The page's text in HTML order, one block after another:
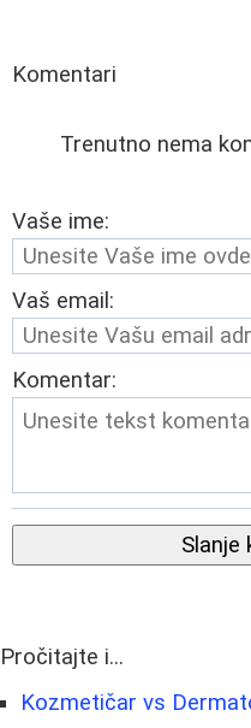
Komentari
Trenutno nema
Vaše ime:
Vaš email:
Komentar:
Slanje
Pročitajte i...
Kozmetičar vs